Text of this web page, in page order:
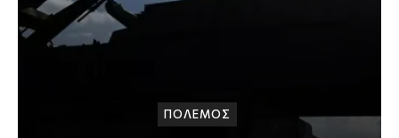
ΠΟΛΕΜΟΣ